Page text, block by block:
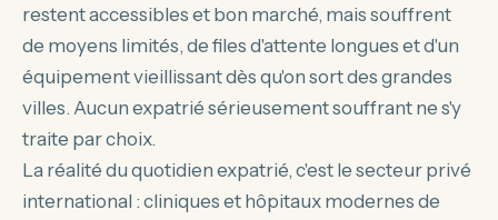
restent accessibles et bon marché, mais souffrent
de moyens limités, de files d'attente longues et d'un
équipement vieillissant dès qu'on sort des grandes
villes. Aucun expatrié sérieusement souffrant ne s'y
traite par choix.
La réalité du quotidien expatrié, c'est le secteur privé
international : cliniques et hôpitaux modernes de